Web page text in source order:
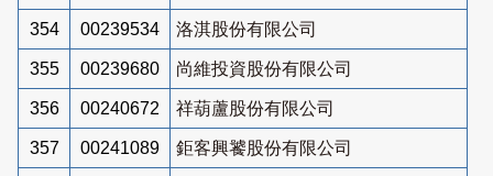
354 00239534 洛淇股份有限公司
355 00239680 尚維投資股份有限公司
356 00240672 祥葫蘆股份有限公司
357 00241089 鉅客興饕股份有限公司